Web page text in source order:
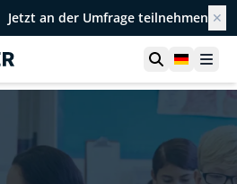
Jetzt an der Umfrage teilnehmen ✕
Suche